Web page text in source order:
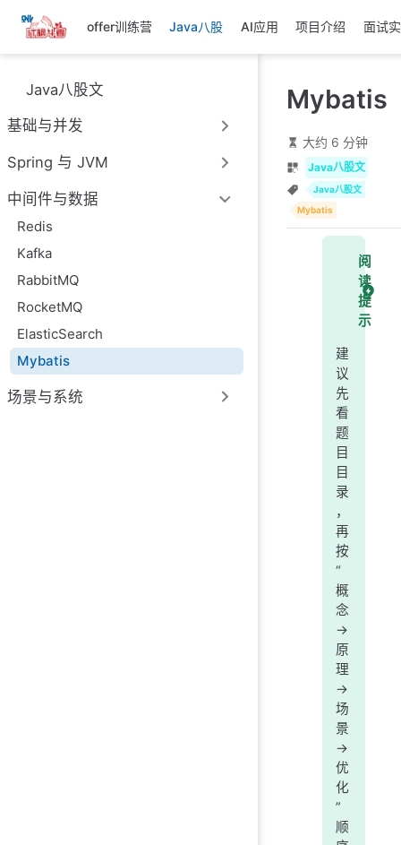
跳
至
主
內
容
offer训练营 Java八股 AI应用 项目介绍 面试
Java八股文
基础与并发
Spring 与 JVM
中间件与数据
Redis
Kafka
RabbitMQ
RocketMQ
ElasticSearch
Mybatis
场景与系统
Mybatis
大约 6 分钟
Java八股文
Java八股文
Mybatis
阅
读
提
示
建
议
先
看
题
目
目
录
，
再
按
“
概
念
->
原
理
->
场
景
->
优
化
”
顺